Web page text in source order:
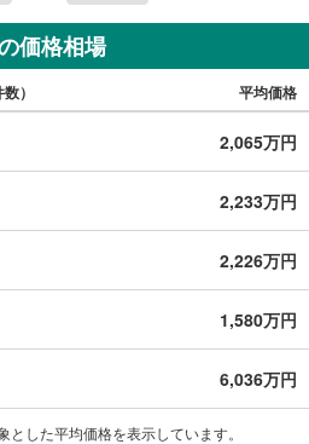
価格相場
） 平均価格
2,065万円
2,233万円
2,226万円
1,580万円
6,036万円
した平均価格を表示しています。